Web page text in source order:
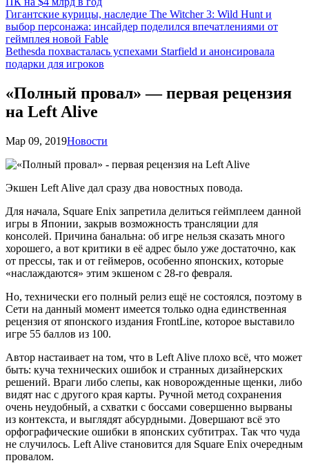
Гигантские курицы, наследие The Witcher 3: Wild Hunt и
выбор персонажа: инсайдер поделился впечатлениями от
геймплея новой Fable
Bethesda похвасталась успехами Starfield и анонсировала
подарки для игроков
«Полный провал» — первая рецензия
на Left Alive
Мар 09, 2019Новости
Экшен Left Alive дал сразу два новостных повода.
Для начала, Square Enix запретила делиться геймплеем данной
игры в Японии, закрыв возможность трансляции для
консолей. Причина банальна: об игре нельзя сказать много
хорошего, а вот критики в её адрес было уже достаточно, как
от прессы, так и от геймеров, особенно японских, которые
«наслаждаются» этим экшеном с 28-го февраля.
Но, технически его полный релиз ещё не состоялся, поэтому в
Сети на данный момент имеется только одна единственная
рецензия от японского издания FrontLine, которое выставило
игре 55 баллов из 100.
Автор настаивает на том, что в Left Alive плохо всё, что может
быть: куча технических ошибок и странных дизайнерских
решений. Враги либо слепы, как новорожденные щенки, либо
видят нас с другого края карты. Ручной метод сохранения
очень неудобный, а схватки с боссами совершенно вырваны
из контекста, и выглядят абсурдными. Довершают всё это
орфографические ошибки в японских субтитрах. Так что чуда
не случилось. Left Alive становится для Square Enix очередным
провалом.